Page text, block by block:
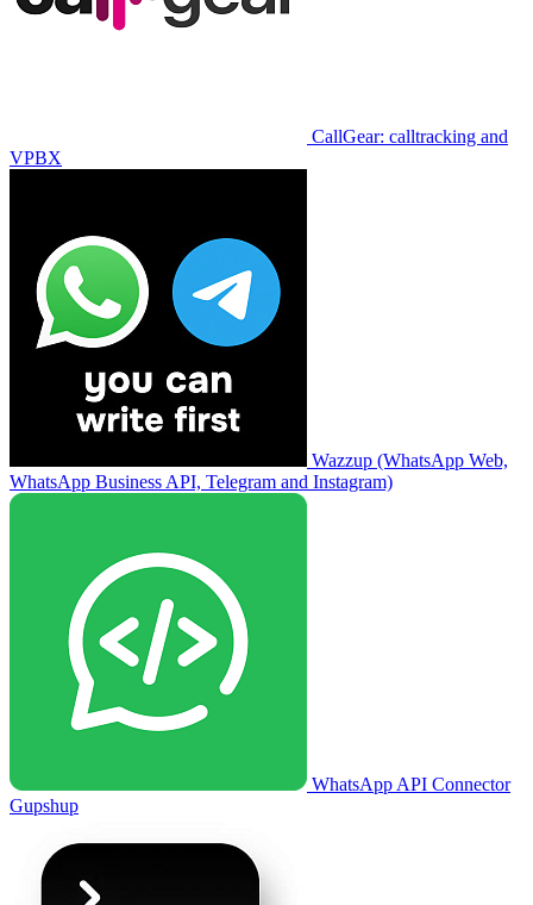
CallGear: calltracking and
VPBX
Wazzup (WhatsApp Web,
WhatsApp Business API, Telegram and Instagram)
WhatsApp API Connector
Gupshup